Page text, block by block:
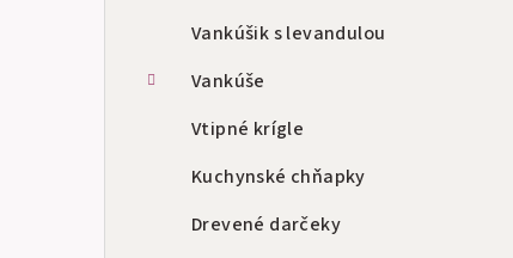
Vankúšik s levandulou
Vankúše
Vtipné krígle
Kuchynské chňapky
Drevené darčeky